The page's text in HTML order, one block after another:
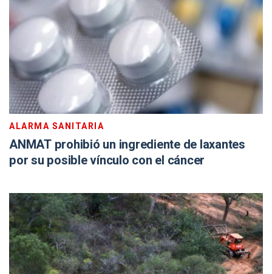
ALARMA SANITARIA
ANMAT prohibió un ingrediente de laxantes
por su posible vínculo con el cáncer